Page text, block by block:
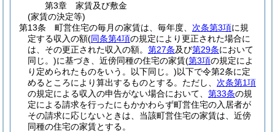
第3章
家賃及び敷金
(家賃の決定等)
第13条
町営住宅の毎月の家賃は、毎年度、 次条第3項に規
定する収入の額(同条第4項の規定により更正された場合に
は、その更正された収入の額。 第27条及び第29条において
同じ。)に基づき、近傍同種の住宅の家賃(第3項の規定によ
り定められたものをいう。以下同じ。)以下で令第2条に定
めるところにより算出するものとする。 ただし、 次条第1項
の規定による収入の申告がない場合において、 第33条の規
定による請求を行ったにもかかわらず町営住宅の入居者が
その請求に応じないときは、当該町営住宅の家賃は、近傍
同種の住宅の家賃とする。